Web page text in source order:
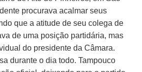
procurava acalmar seus
que a atitude de seu colega de
de uma posição partidária, mas
do presidente da Câmara.
durante o dia todo. Tampouco